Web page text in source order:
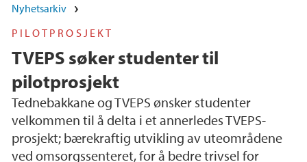
Nyhetsarkiv
PILOTPROSJEKT
TVEPS søker studenter til
pilotprosjekt
Tednebakkane og TVEPS ønsker studenter
velkommen til å delta i et annerledes TVEPS-
prosjekt; bærekraftig utvikling av uteområdene
ved omsorgssenteret, for å bedre trivsel for